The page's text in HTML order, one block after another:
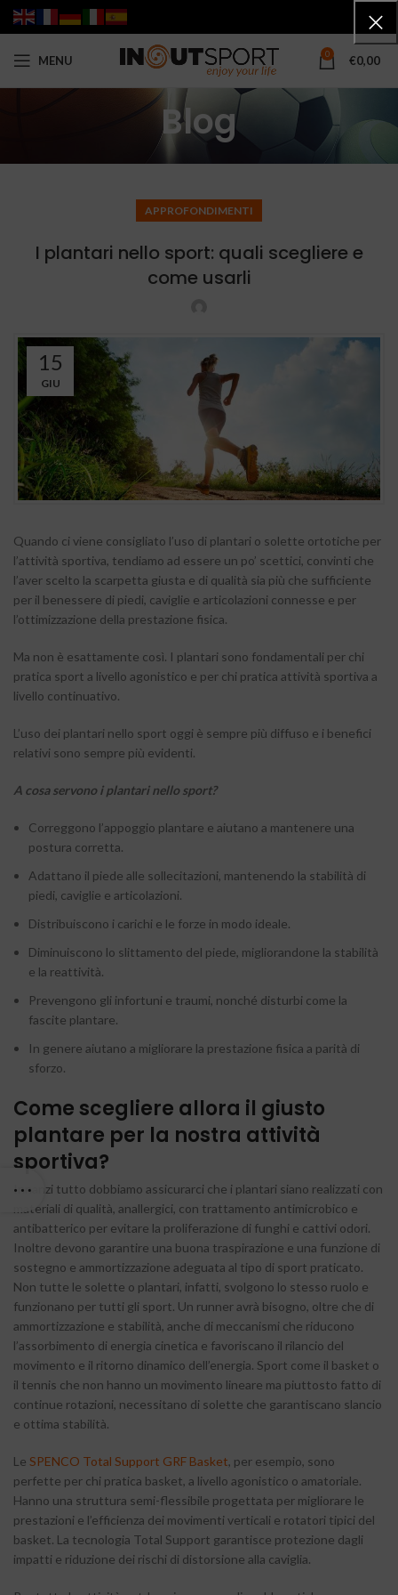
MENU 0 €0,00
Blog
APPROFONDIMENTI
I plantari nello sport: quali scegliere e
come usarli
15
GIU
Quando ci viene consigliato l’uso di plantari o solette ortotiche per
l’attività sportiva, tendiamo ad essere un po’ scettici, convinti che
l’aver scelto la scarpetta giusta e di qualità sia più che sufficiente
per il benessere di piedi, caviglie e articolazioni connesse e per
l’ottimizzazione della prestazione fisica.
Ma non è esattamente così. I plantari sono fondamentali per chi
pratica sport a livello agonistico e per chi pratica attività sportiva a
livello continuativo.
L’uso dei plantari nello sport oggi è sempre più diffuso e i benefici
relativi sono sempre più evidenti.
A cosa servono i plantari nello sport?
Correggono l’appoggio plantare e aiutano a mantenere una
postura corretta.
Adattano il piede alle sollecitazioni, mantenendo la stabilità di
piedi, caviglie e articolazioni.
Distribuiscono i carichi e le forze in modo ideale.
Diminuiscono lo slittamento del piede, migliorandone la stabilità
e la reattività.
Prevengono gli infortuni e traumi, nonché disturbi come la
fascite plantare.
In genere aiutano a migliorare la prestazione fisica a parità di
sforzo.
Come scegliere allora il giusto
plantare per la nostra attività
sportiva?
Innanzi tutto dobbiamo assicurarci che i plantari siano realizzati con
materiali di qualità, anallergici, con trattamento antimicrobico e
antibatterico per evitare la proliferazione di funghi e cattivi odori.
Inoltre devono garantire una buona traspirazione e una funzione di
sostegno e ammortizzazione adeguata al tipo di sport praticato.
Non tutte le solette o plantari, infatti, svolgono lo stesso ruolo e
funzionano per tutti gli sport. Un runner avrà bisogno, oltre che di
ammortizzazione e stabilità, anche di meccanismi che riducono
l’assorbimento di energia cinetica e favoriscano il rilancio del
movimento e il ritorno dinamico dell’energia. Sport come il basket o
il tennis che non hanno un movimento lineare ma piuttosto fatto di
continue rotazioni, necessitano di solette che garantiscano slancio
e ottima stabilità.
Le SPENCO Total Support GRF Basket, per esempio, sono
perfette per chi pratica basket, a livello agonistico o amatoriale.
Hanno una struttura semi-flessibile progettata per migliorare le
prestazioni e l’efficienza dei movimenti verticali e rotatori tipici del
basket. La tecnologia Total Support garantisce protezione dagli
impatti e riduzione dei rischi di distorsione alla caviglia.